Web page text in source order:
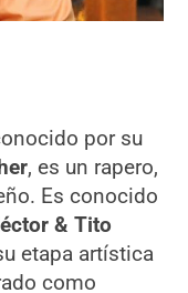
por su
, es un rapero,
Es conocido
& Tito
etapa artística
como